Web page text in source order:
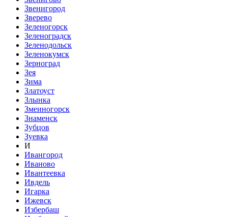
Звенигород
Зверево
Зеленогорск
Зеленоградск
Зеленодольск
Зеленокумск
Зерноград
Зея
Зима
Златоуст
Злынка
Змеиногорск
Знаменск
Зубцов
Зуевка
И
Ивангород
Иваново
Ивантеевка
Ивдель
Игарка
Ижевск
Избербаш